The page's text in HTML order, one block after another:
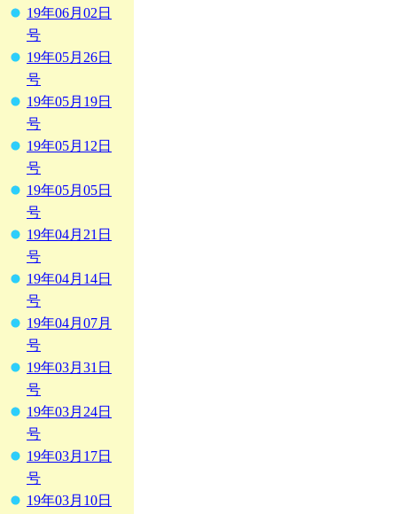
19年06月02日
号
19年05月26日
号
19年05月19日
号
19年05月12日
号
19年05月05日
号
19年04月21日
号
19年04月14日
号
19年04月07月
号
19年03月31日
号
19年03月24日
号
19年03月17日
号
19年03月10日